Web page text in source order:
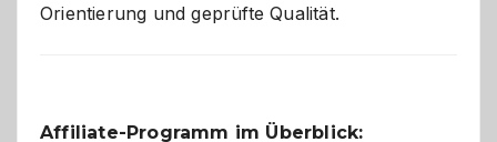
Orientierung und geprüfte Qualität.
Affiliate-Programm im Überblick: